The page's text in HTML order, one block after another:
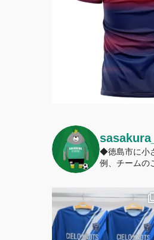
◆徳島市に小
例、チームの